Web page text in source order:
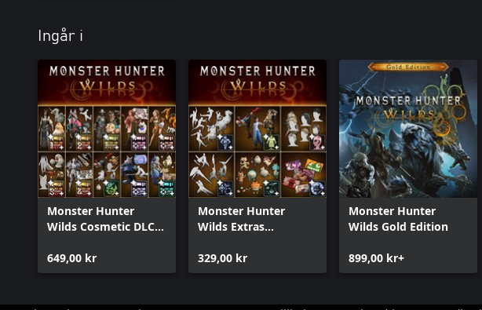
Ingår i
Monster Hunter
Wilds Cosmetic DLC
649,00 kr
Monster Hunter
Wilds Extras
329,00 kr
Monster Hunter
Wilds Gold Edition
899,00 kr+